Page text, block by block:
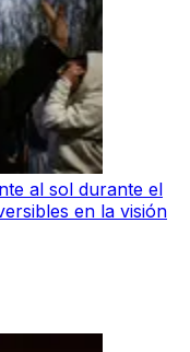
al sol durante el
en la visión